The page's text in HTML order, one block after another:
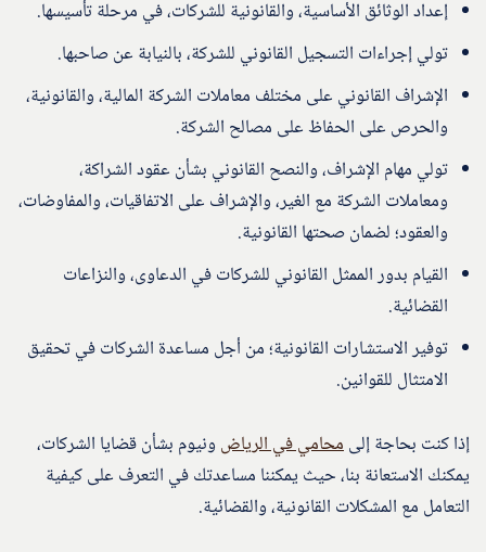
إعداد الوثائق الأساسية، والقانونية للشركات، في مرحلة تأسيسها.
تولي إجراءات التسجيل القانوني للشركة، بالنيابة عن صاحبها.
الإشراف القانوني على مختلف معاملات الشركة المالية، والقانونية،
والحرص على الحفاظ على مصالح الشركة.
تولي مهام الإشراف، والنصح القانوني بشأن عقود الشراكة،
ومعاملات الشركة مع الغير، والإشراف على الاتفاقيات، والمفاوضات،
والعقود؛ لضمان صحتها القانونية.
القيام بدور الممثل القانوني للشركات في الدعاوى، والنزاعات
القضائية.
توفير الاستشارات القانونية؛ من أجل مساعدة الشركات في تحقيق
الامتثال للقوانين.
إذا كنت بحاجة إلىمحامي في الرياض ونيوم بشأن قضايا الشركات،
يمكنك الاستعانة بنا، حيث يمكننا مساعدتك في التعرف على كيفية
التعامل مع المشكلات القانونية، والقضائية.